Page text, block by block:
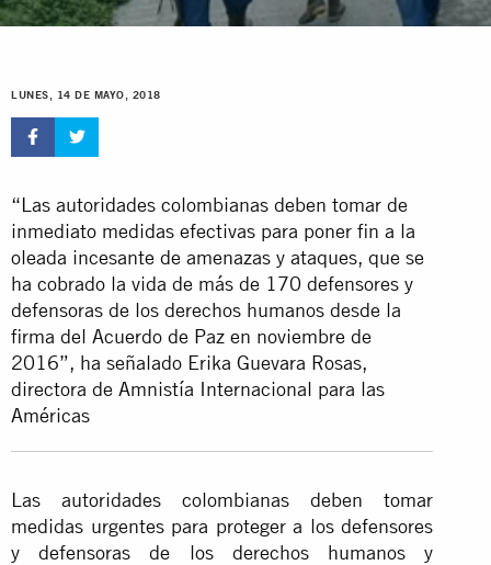
PROTEGER A QUIENES
DEFIENDEN LOS DERECHOS
HUMANOS
LUNES, 14 DE MAYO, 2018
“Las autoridades colombianas deben tomar de
inmediato medidas efectivas para poner fin a la
oleada incesante de amenazas y ataques, que se
ha cobrado la vida de más de 170 defensores y
defensoras de los derechos humanos desde la
firma del Acuerdo de Paz en noviembre de
2016”, ha señalado Erika Guevara Rosas,
directora de Amnistía Internacional para las
Américas
Las autoridades colombianas deben tomar
medidas urgentes para proteger a los defensores
y defensoras de los derechos humanos y